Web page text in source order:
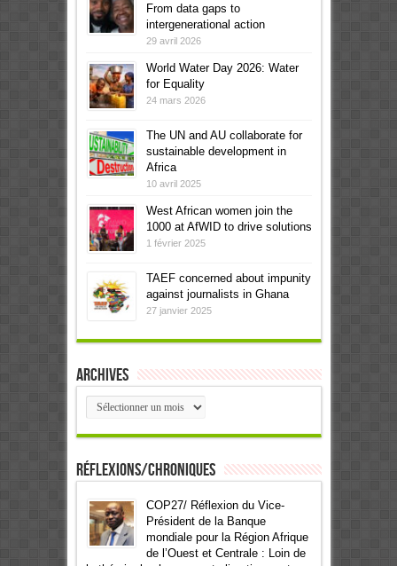
From data gaps to
intergenerational action
29 avril 2026
World Water Day 2026: Water
for Equality
24 mars 2026
The UN and AU collaborate for
sustainable development in
Africa
10 avril 2025
West African women join the
1000 at AfWID to drive solutions
1 février 2025
TAEF concerned about impunity
against journalists in Ghana
27 janvier 2025
Archives
Archives
Réflexions/Chroniques
COP27/ Réflexion du Vice-
Président de la Banque
mondiale pour la Région Afrique
de l’Ouest et Centrale : Loin de